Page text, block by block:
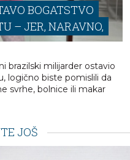
BOGATSTVO
– JER, NARAVNO,
brazilski milijarder ostavio